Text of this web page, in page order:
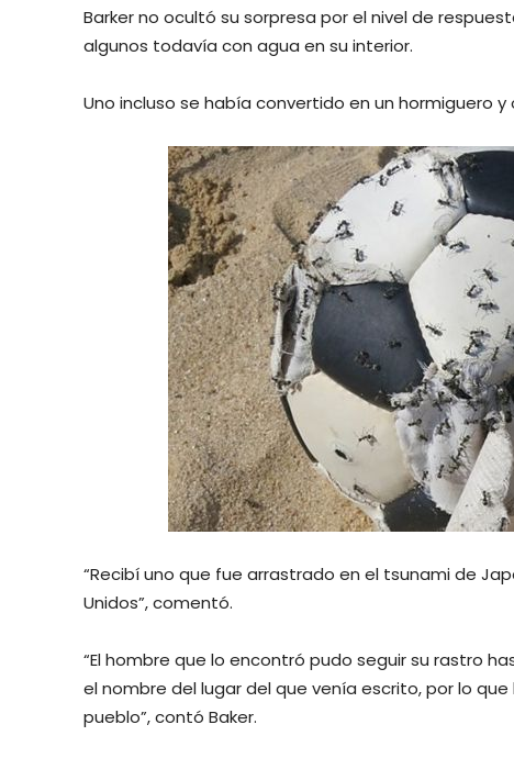
Barker no ocultó su sorpresa por el nivel de
algunos todavía con agua en su interior.
Uno incluso se había convertido en un hormiguero
“Recibí uno que fue arrastrado en el tsunami de
Unidos”, comentó.
“El hombre que lo encontró pudo seguir su rastro
el nombre del lugar del que venía escrito, por lo
pueblo”, contó Baker.